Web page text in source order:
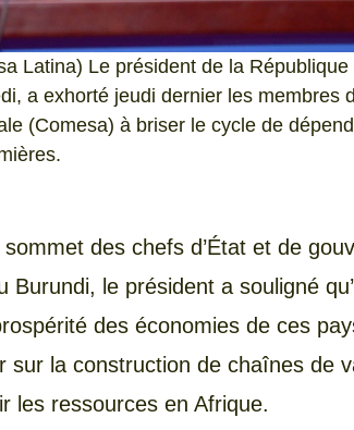
Latina) Le président de la
a exhorté jeudi dernier les membres
(Comesa) à briser le cycle de
des chefs d’État et de
le président a souligné
des économies de ces
sur la construction de chaînes de
les ressources en Afrique.